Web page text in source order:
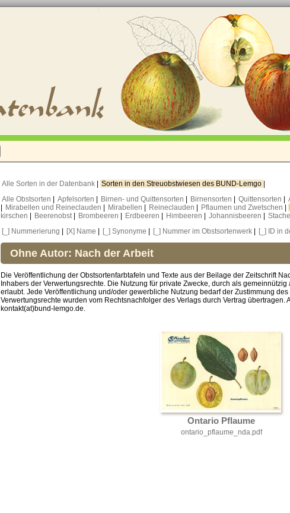
Alle Sorten in der Datenbank Sorten in den Streuobstwiesen des BUND-Lemgo
Alle Obstsorten
Apfelsorten Birnen- und Quittensorten Birnensorten Quittensorten
Mirabellen und Reineclauden Mirabellen Reineclauden Pflaumen und Zwetschen
kirschen
Beerenobst Brombeeren Erdbeeren Himbeeren Johannisbeeren
[_] Nummerierung
[X] Name [_] Synonyme [_] Nummer im Obstsortenwerk [_] ID in
Ohne Autor: Nach der Arbeit
Die Veröffentlichung der Obstsortenfarbtafeln und Texte aus der Beilage der Zeitschrift
Inhabers der Verwertungsrechte. Die Nutzung für private Zwecke, durch als
erlaubt. Jede Veröffentlichung und/oder gewerbliche Nutzung bedarf der Zustimmung
Verwertungsrechte wurden vom Rechtsnachfolger des Verlags durch Vertrag übertragen.
kontakt(at)bund-lemgo.de.
Ontario Pflaume
ontario_pflaume_nda.pdf